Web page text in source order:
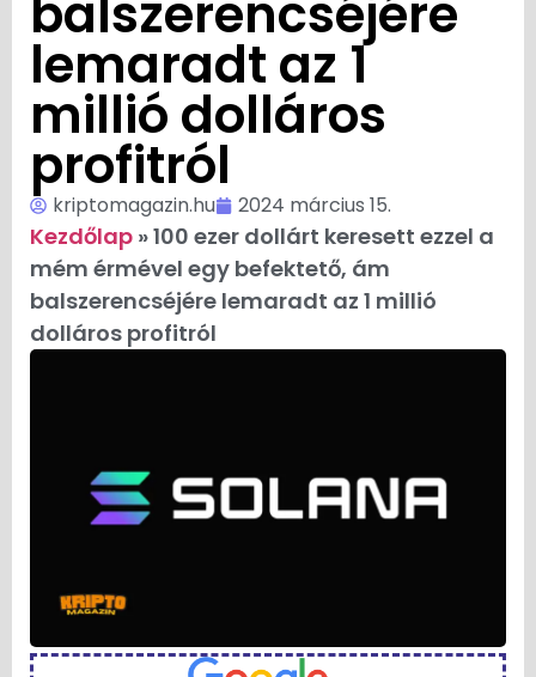
balszerencséjére
lemaradt az 1
millió dolláros
profitról
kriptomagazin.hu 2024 március 15.
Kezdőlap »100 ezer dollárt keresett ezzel a
mém érmével egy befektető, ám
balszerencséjére lemaradt az 1 millió
dolláros profitról